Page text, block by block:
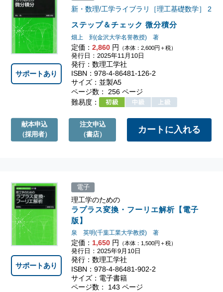
ステップ＆チェック 微分積分
新・数理/工学ライブラリ［理工基礎数学］ 2
畑上 到(金沢大学名誉教授) 著
定価： 2,860円 （本体：2,600円＋税）
発行日：2025年11月10日
発行：数理工学社
ISBN：978-4-86481-126-2
サイズ：並製A5
ページ数： 256 ページ
難易度：
サポートあり
献本申込
（採用者）
注文申込
（書店）
理工学のための
ラプラス変換・フーリエ解析【電子
版】
泉 英明(千葉工業大学教授) 著
定価： 1,650円 （本体：1,500円＋税）
電子
発行日：2025年9月10日
発行：数理工学社
ISBN：978-4-86481-902-2
サイズ：電子書籍
ページ数： 143 ページ
サポートあり